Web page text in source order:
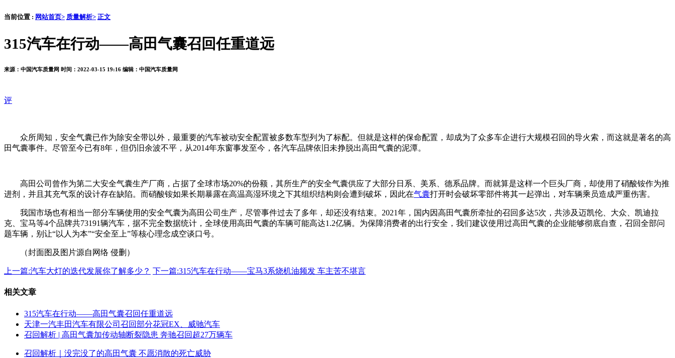
当前位置 : 网站首页> 质量解析> 正文
315汽车在行动——高田气囊召回任重道远
来源：中国汽车质量网 时间：2022-03-15 19:16 编辑：中国汽车质量网
评
众所周知，安全气囊已作为除安全带以外，最重要的汽车被动安全配置被多数车型列为了标配。但就是这样的保命配置，却成为了众多车企进行大规模召回的导火索，而这就是著名的高
田气囊事件。尽管至今已有8年，但仍旧余波不平，从2014年东窗事发至今，各汽车品牌依旧未挣脱出高田气囊的泥潭。
高田公司曾作为第二大安全气囊生产厂商，占据了全球市场20%的份额，其所生产的安全气囊供应了大部分日系、美系、德系品牌。而就算是这样一个巨头厂商，却使用了硝酸铵作为推
进剂，并且其充气泵的设计存在缺陷。而硝酸铵如果长期暴露在高温高湿环境之下其组织结构则会遭到破坏，因此在气囊打开时会破坏零部件将其一起弹出，对车辆乘员造成严重伤害。
我国市场也有相当一部分车辆使用的安全气囊为高田公司生产，尽管事件过去了多年，却还没有结束。2021年，国内因高田气囊所牵扯的召回多达5次，共涉及迈凯伦、大众、凯迪拉
克、宝马等4个品牌共73191辆汽车，据不完全数据统计，全球使用高田气囊的车辆可能高达1.2亿辆。为保障消费者的出行安全，我们建议使用过高田气囊的企业能够彻底自查，召回全部问
题车辆，别让“以人为本”“安全至上”等核心理念成空谈口号。
（封面图及图片源自网络 侵删）
上一篇:汽车大灯的迭代发展你了解多少？ 下一篇:315汽车在行动——宝马3系烧机油频发 车主苦不堪言
相关文章
315汽车在行动——高田气囊召回任重道远
天津一汽丰田汽车有限公司召回部分花冠EX、威驰汽车
召回解析 | 高田气囊加传动轴断裂隐患 奔驰召回超27万辆车
召回解析｜没完没了的高田气囊 不愿消散的死亡威胁